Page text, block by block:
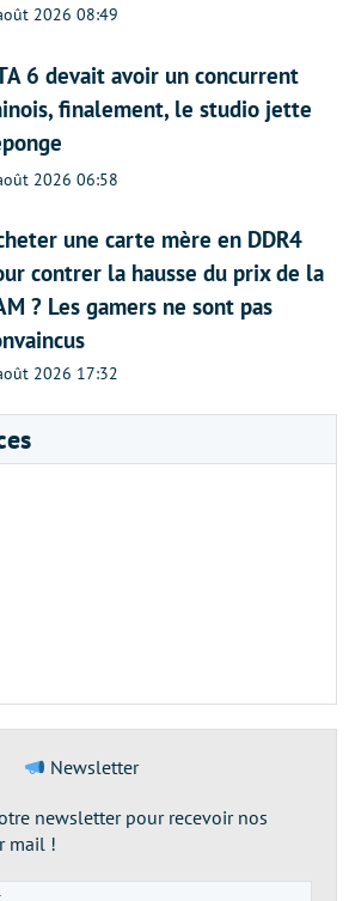
2026 08:49
6 devait avoir un concurrent
finalement, le studio jette
2026 06:58
une carte mère en DDR4
contrer la hausse du prix de la
? Les gamers ne sont pas
2026 17:32
Newsletter
newsletter pour recevoir nos
mail !